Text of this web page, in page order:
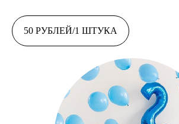
50 РУБЛЕЙ/1 ШТУКА